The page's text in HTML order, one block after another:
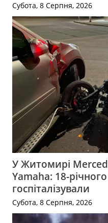
Субота, 8 Серпня, 2026
У Житомирі
Yamaha: 18-
госпіталізували
Субота, 8 Серпня, 2026